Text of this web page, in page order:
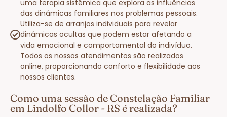
uma terapia sistêmica que explora as influências
das dinâmicas familiares nos problemas pessoais.
Utiliza-se de arranjos individuais para revelar
dinâmicas ocultas que podem estar afetando a
vida emocional e comportamental do indivíduo.
Todos os nossos atendimentos são realizados
online, proporcionando conforto e flexibilidade aos
nossos clientes.
Como uma sessão de Constelação Familiar
em Lindolfo Collor - RS é realizada?